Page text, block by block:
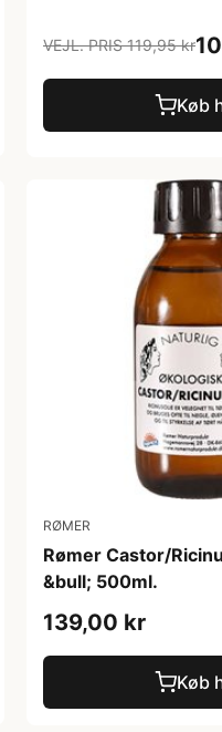
VEJL. PRIS 119,95 kr
Køb
RØMER
Rømer Castor/
&bull; 500ml.
139,00 kr
Køb